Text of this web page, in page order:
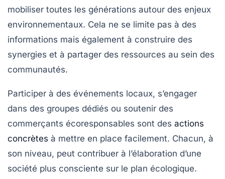
mobiliser toutes les générations autour des enjeux
environnementaux. Cela ne se limite pas à des
informations mais également à construire des
synergies et à partager des ressources au sein des
communautés.
Participer à des événements locaux, s’engager
dans des groupes dédiés ou soutenir des
commerçants écoresponsables sont des actions
concrètes à mettre en place facilement. Chacun, à
son niveau, peut contribuer à l’élaboration d’une
société plus consciente sur le plan écologique.